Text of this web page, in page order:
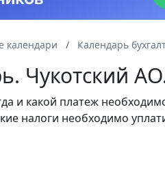
календари Календарь
Чукотский
и какой платеж
налоги необходимо